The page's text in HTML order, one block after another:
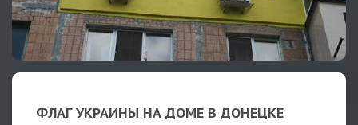
ФЛАГ УКРАИНЫ НА ДОМЕ В ДОНЕЦКЕ